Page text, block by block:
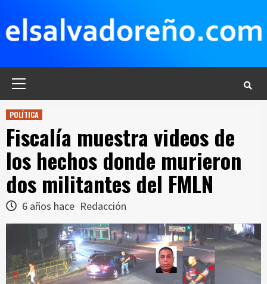
contenido
POLÍTICA
Fiscalía muestra videos de
los hechos donde murieron
dos militantes del FMLN
6 años hace Redacción